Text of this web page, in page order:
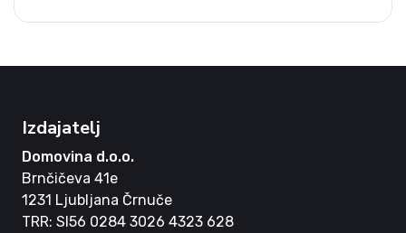
Izdajatelj
Domovina d.o.o.
Brnčičeva 41e
1231 Ljubljana Črnuče
TRR: SI56 0284 3026 4323 628